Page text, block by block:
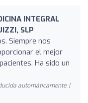
INTEGRAL
SLP
Siempre nos
el mejor
Ha sido un
automáticamente. |